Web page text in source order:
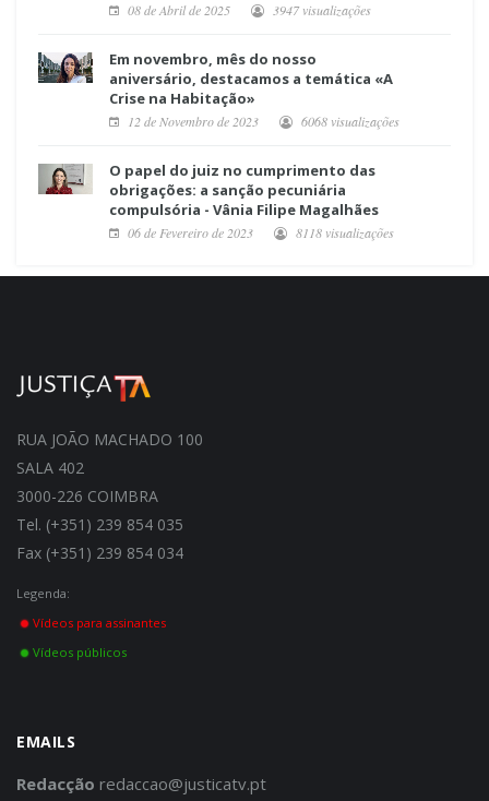
08 de Abril de 2025 3947 visualizações
Em novembro, mês do nosso
aniversário, destacamos a temática «A
Crise na Habitação»
12 de Novembro de 2023 6068 visualizações
O papel do juiz no cumprimento das
obrigações: a sanção pecuniária
compulsória - Vânia Filipe Magalhães
06 de Fevereiro de 2023 8118 visualizações
RUA JOÃO MACHADO 100
SALA 402
3000-226 COIMBRA
Tel. (+351) 239 854 035
Fax (+351) 239 854 034
Legenda:
Vídeos para assinantes
Vídeos públicos
EMAILS
Redacção redaccao@justicatv.pt